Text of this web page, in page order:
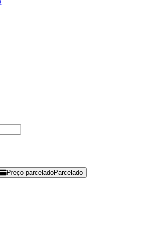
Preço parceladoParcelado